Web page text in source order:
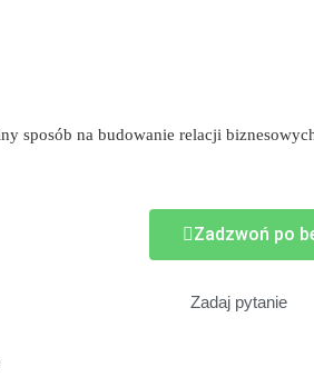
sposób na budowanie relacji
Zadzwoń po
Zadaj pytanie